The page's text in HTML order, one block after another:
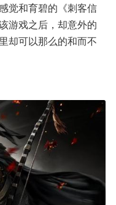
觉和育碧的《刺客信
游戏之后，却意外的
却可以那么的和而不